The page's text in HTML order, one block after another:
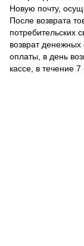
Новую почту,
После возврата
потребительских
возврат
оплаты, в день
кассе, в течение 7